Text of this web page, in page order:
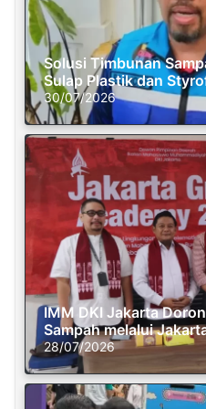
Solusi Timbunan
Sulap Plastik dan
30/07/2026
IMM DKI Jakarta
Sampah melalui
28/07/2026